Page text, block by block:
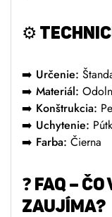
⚙️
➡️ Určenie:
➡️ Materiál:
➡️ Konštrukcia:
➡️ Uchytenie:
➡️ Farba: Čierna
❓ FAQ –
ZAUJÍMA?